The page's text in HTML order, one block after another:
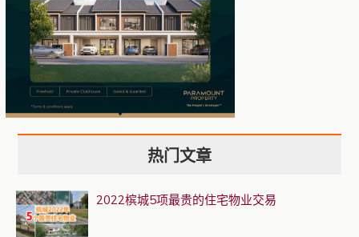
热门文章
2022槟城5项最贵的住宅物业交易